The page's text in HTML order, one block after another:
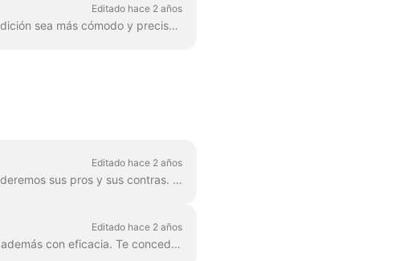
Editado hace 2 años
Puedes acercar y alejar la línea de tiempo en Wave.video para que el proceso de edición sea más cómodo y preciso. La función se encuentra debajo de la l...
Editado hace 2 años
Hay tres formas de añadir un logotipo a tu vídeo. Repasemos cada método y consideremos sus pros y sus contras. Si piensas utilizar el logotipo realmente ...
Editado hace 2 años
El branding es una forma de agilizar el proceso de creación de vídeos de marca, y además con eficacia. Te concede la capacidad de poblar varias "marcas...